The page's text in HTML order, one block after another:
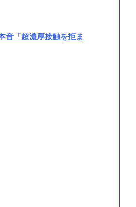
「超濃厚接触を拒ま